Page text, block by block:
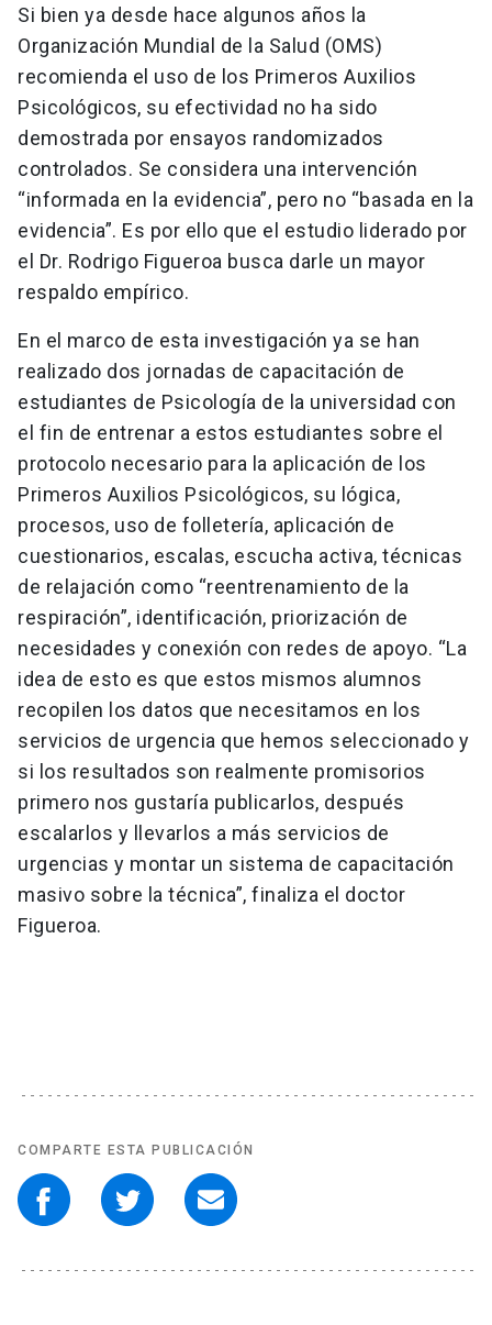
Si bien ya desde hace algunos años la
Organización Mundial de la Salud (OMS)
recomienda el uso de los Primeros Auxilios
Psicológicos, su efectividad no ha sido
demostrada por ensayos randomizados
controlados. Se considera una intervención
“informada en la evidencia”, pero no “basada en la
evidencia”. Es por ello que el estudio liderado por
el Dr. Rodrigo Figueroa busca darle un mayor
respaldo empírico.
En el marco de esta investigación ya se han
realizado dos jornadas de capacitación de
estudiantes de Psicología de la universidad con
el fin de entrenar a estos estudiantes sobre el
protocolo necesario para la aplicación de los
Primeros Auxilios Psicológicos, su lógica,
procesos, uso de folletería, aplicación de
cuestionarios, escalas, escucha activa, técnicas
de relajación como “reentrenamiento de la
respiración”, identificación, priorización de
necesidades y conexión con redes de apoyo. “La
idea de esto es que estos mismos alumnos
recopilen los datos que necesitamos en los
servicios de urgencia que hemos seleccionado y
si los resultados son realmente promisorios
primero nos gustaría publicarlos, después
escalarlos y llevarlos a más servicios de
urgencias y montar un sistema de capacitación
masivo sobre la técnica”, finaliza el doctor
Figueroa.
COMPARTE ESTA PUBLICACIÓN